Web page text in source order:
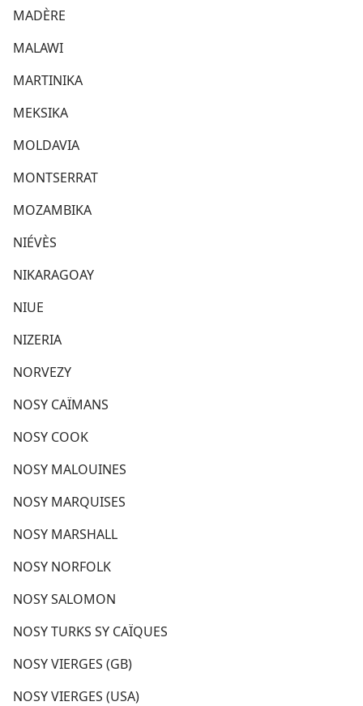
MADÈRE
MALAWI
MARTINIKA
MEKSIKA
MOLDAVIA
MONTSERRAT
MOZAMBIKA
NIÉVÈS
NIKARAGOAY
NIUE
NIZERIA
NORVEZY
NOSY CAÏMANS
NOSY COOK
NOSY MALOUINES
NOSY MARQUISES
NOSY MARSHALL
NOSY NORFOLK
NOSY SALOMON
NOSY TURKS SY CAÏQUES
NOSY VIERGES (GB)
NOSY VIERGES (USA)